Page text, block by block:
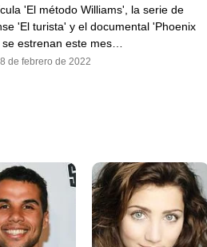
'El método Williams', la serie de
'El turista' y el documental 'Phoenix
se estrenan este mes…
de febrero de 2022